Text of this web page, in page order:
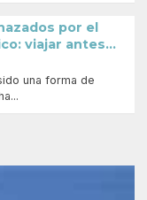
por el
viajar antes...
una forma de